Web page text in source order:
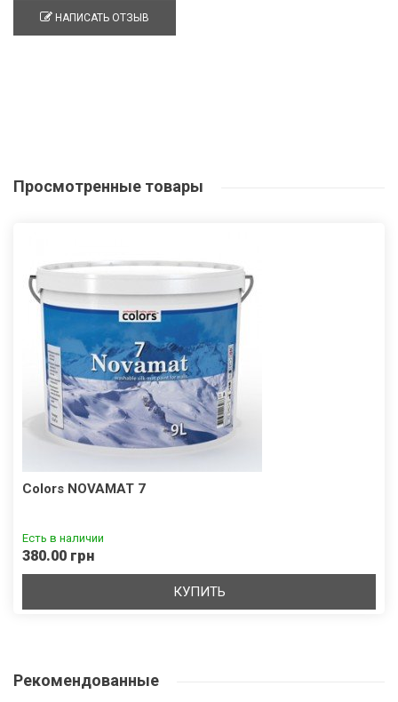
НАПИСАТЬ ОТЗЫВ
Просмотренные товары
Colors NOVAMAT 7
Есть в наличии
380.00 грн
КУПИТЬ
Рекомендованные